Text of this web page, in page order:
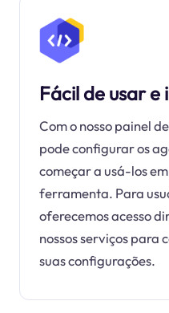
Fácil de usar
Com o nosso painel
pode configurar os
começar a usá-los
ferramenta. Para
oferecemos acesso
nossos serviços
suas configurações.